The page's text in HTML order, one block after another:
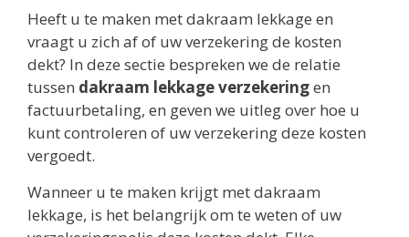
Heeft u te maken met dakraam lekkage en
vraagt u zich af of uw verzekering de kosten
dekt? In deze sectie bespreken we de relatie
tussen dakraam lekkage verzekeringen
factuurbetaling, en geven we uitleg over hoe u
kunt controleren of uw verzekering deze kosten
vergoedt.
Wanneer u te maken krijgt met dakraam
lekkage, is het belangrijk om te weten of uw